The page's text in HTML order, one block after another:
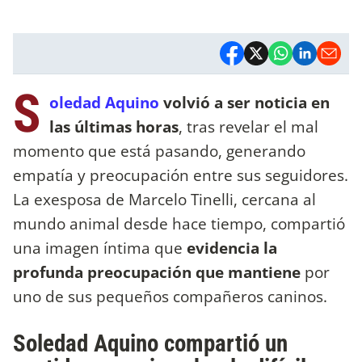
S oledad Aquino volvió a ser noticia en
las últimas horas, tras revelar el mal
momento que está pasando, generando
empatía y preocupación entre sus seguidores.
La exesposa de Marcelo Tinelli, cercana al
mundo animal desde hace tiempo, compartió
una imagen íntima que evidencia la
profunda preocupación que mantiene por
uno de sus pequeños compañeros caninos.
Soledad Aquino compartió un